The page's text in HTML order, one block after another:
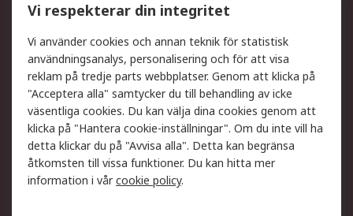
DesignSpark
Teknisk Support
Ditt lokala säljteam
Exportlösningar
Support
Få hjälp
Retur av varor
Leverans
Spåra din order
Begär en fakturakopi
Fördelar med RS-konto
Betalningsalternativ
Vi respekterar din integritet
Vi använder cookies och annan teknik för statistisk
användningsanalys, personalisering och för att visa
reklam på tredje parts webbplatser. Genom att klicka på
"Acceptera alla" samtycker du till behandling av icke
väsentliga cookies. Du kan välja dina cookies genom att
klicka på "Hantera cookie-inställningar". Om du inte vill ha
detta klickar du på "Avvisa alla". Detta kan begränsa
åtkomsten till vissa funktioner. Du kan hitta mer
information i vårcookie policy.